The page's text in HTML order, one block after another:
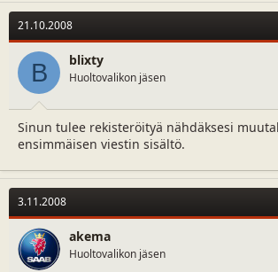
21.10.2008
B blixty
Huoltovalikon jäsen
Sinun tulee rekisteröityä nähdäksesi
ensimmäisen viestin sisältö.
3.11.2008
akema
Huoltovalikon jäsen